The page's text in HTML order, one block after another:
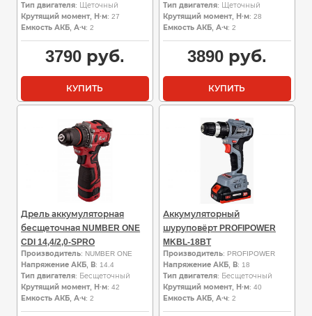
Тип двигателя: Щеточный
Крутящий момент, Н·м: 27
Емкость АКБ, А·ч: 2
3790руб.
КУПИТЬ
Тип двигателя: Щеточный
Крутящий момент, Н·м: 28
Емкость АКБ, А·ч: 2
3890руб.
КУПИТЬ
Дрель аккумуляторная
бесщеточная NUMBER ONE
CDI 14,4/2,0-SPRO
Производитель: NUMBER ONE
Напряжение АКБ, В: 14.4
Тип двигателя: Бесщеточный
Крутящий момент, Н·м: 42
Емкость АКБ, А·ч: 2
Аккумуляторный
шуруповёрт PROFIPOWER
MKBL-18BT
Производитель: PROFIPOWER
Напряжение АКБ, В: 18
Тип двигателя: Бесщеточный
Крутящий момент, Н·м: 40
Емкость АКБ, А·ч: 2